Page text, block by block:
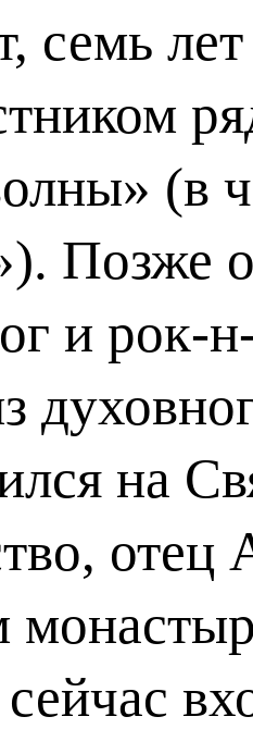
семь
(в
Позже
и рок-
на
отец